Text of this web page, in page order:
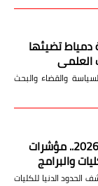
تضيئها
العلمي
والقضاء والبحث
تنسيق جامعة القاهرة الأهلية 2026.. مؤشرات
والبرامج
القبول تكشف الحدود الدنيا للكليات